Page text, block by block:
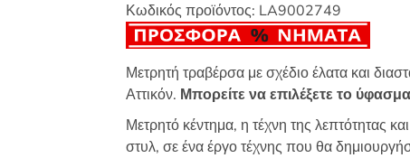
Κωδικός προϊόντος: LA9002749
Μετρητή τραβέρσα με σχέδιο έλατα και
Αττικόν. Μπορείτε να επιλέξετε το
Μετρητό κέντημα, η τέχνη της λεπτότητας
στυλ, σε ένα έργο τέχνης που θα